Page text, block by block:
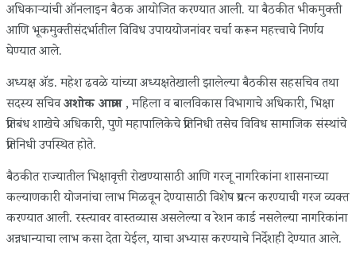
अधिकाऱ्यांची ऑनलाइन बैठक आयोजित करण्यात आली. या बैठकीत भीकमुक्ती
आणि भूकमुक्तीसंदर्भातील विविध उपाययोजनांवर चर्चा करून महत्त्वाचे निर्णय
घेण्यात आले.
अध्यक्ष ॲड. महेश ढवळे यांच्या अध्यक्षतेखाली झालेल्या बैठकीस सहसचिव तथा
सदस्य सचिवअशोक आत्राम, महिला व बालविकास विभागाचे अधिकारी, भिक्षा
प्रतिबंध शाखेचे अधिकारी, पुणे महापालिकेचे प्रतिनिधी तसेच विविध सामाजिक संस्थांचे
प्रतिनिधी उपस्थित होते.
बैठकीत राज्यातील भिक्षावृत्ती रोखण्यासाठी आणि गरजू नागरिकांना शासनाच्या
कल्याणकारी योजनांचा लाभ मिळवून देण्यासाठी विशेष प्रयत्न करण्याची गरज व्यक्त
करण्यात आली. रस्त्यावर वास्तव्यास असलेल्या व रेशन कार्ड नसलेल्या नागरिकांना
अन्नधान्याचा लाभ कसा देता येईल, याचा अभ्यास करण्याचे निर्देशही देण्यात आले.